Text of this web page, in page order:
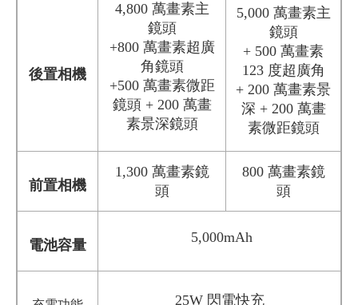
後置相機
4,800 萬畫素主
鏡頭
+800 萬畫素超廣
角鏡頭
+500 萬畫素微距
鏡頭 + 200 萬畫
素景深鏡頭
5,000 萬畫素主
鏡頭
+ 500 萬畫素
123 度超廣角
+ 200 萬畫素景
深 + 200 萬畫
素微距鏡頭
前置相機
1,300 萬畫素鏡
頭
800 萬畫素鏡
頭
電池容量 5,000mAh
25W 閃電快充